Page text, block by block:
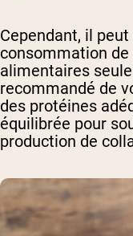
Cependant, il
consommation
alimentaires
recommandé de
des protéines
équilibrée pour
production de